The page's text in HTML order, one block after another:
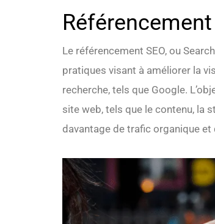
Le référencement SEO, ou
pratiques visant à améliorer la
recherche, tels que Google.
site web, tels que le contenu, la
davantage de trafic organique